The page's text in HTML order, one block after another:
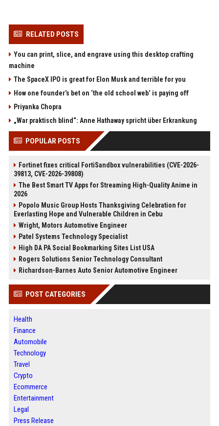
RELATED POSTS
You can print, slice, and engrave using this desktop crafting
machine
The SpaceX IPO is great for Elon Musk and terrible for you
How one founder’s bet on ‘the old school web’ is paying off
Priyanka Chopra
„War praktisch blind“: Anne Hathaway spricht über Erkrankung
POPULAR POSTS
Fortinet fixes critical FortiSandbox vulnerabilities (CVE-2026-
39813, CVE-2026-39808)
The Best Smart TV Apps for Streaming High-Quality Anime in
2026
Popolo Music Group Hosts Thanksgiving Celebration for
Everlasting Hope and Vulnerable Children in Cebu
Wright, Motors Automotive Engineer
Patel Systems Technology Specialist
High DA PA Social Bookmarking Sites List USA
Rogers Solutions Senior Technology Consultant
Richardson-Barnes Auto Senior Automotive Engineer
POST CATEGORIES
Health
Finance
Automobile
Technology
Travel
Crypto
Ecommerce
Entertainment
Legal
Press Release